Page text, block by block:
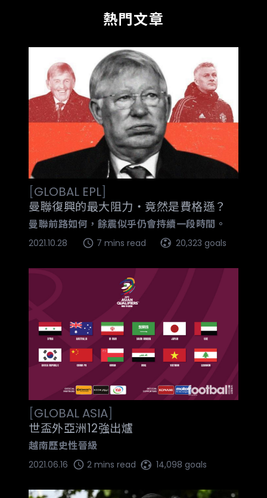
熱門文章
[GLOBAL EPL]
曼聯復興的最大阻力‧竟然是費格遜？
曼聯前路如何，餘震似乎仍會持續一段時間。
2021.10.28 7 mins read 20,323 goals
[GLOBAL ASIA]
世盃外亞洲12強出爐
越南歷史性晉級
2021.06.16 2 mins read 14,098 goals